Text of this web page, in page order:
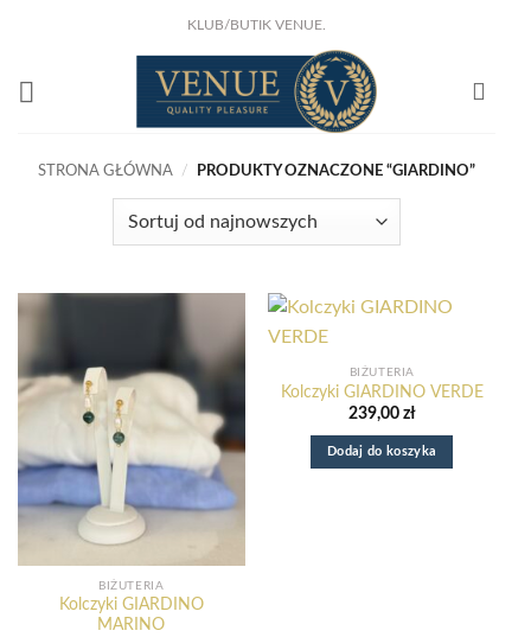
KLUB/BUTIK VENUE.
STRONA GŁÓWNA / PRODUKTY OZNACZONE “GIARDINO”
BIŻUTERIA
Kolczyki GIARDINO
MARINO
BIŻUTERIA
Kolczyki GIARDINO VERDE
239,00 zł
Dodaj do koszyka
NOWA KSIĄŻKA Joanny Marciniak Wróblewskiej
Już w sprzedaży!